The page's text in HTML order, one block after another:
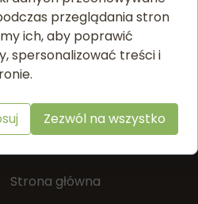
863 19 37
Firma
Strona główna
przeglądania stron
ich, aby poprawić
spersonalizować treści i
Zezwól na wszystko